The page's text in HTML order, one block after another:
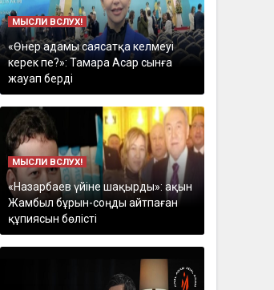
МЫСЛИ ВСЛУХ!
«Өнер адамы саясатқа келмеуі
керек пе?»: Тамара Асар сынға
жауап берді
МЫСЛИ ВСЛУХ!
«Назарбаев үйіне шақырды»: ақын
Жамбыл бұрын-соңды айтпаған
құпиясын бөлісті